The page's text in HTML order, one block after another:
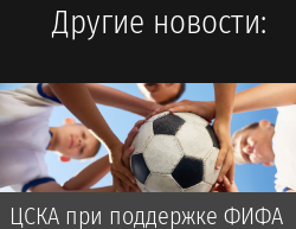
Другие новости:
ЦСКА при поддержке ФИФА